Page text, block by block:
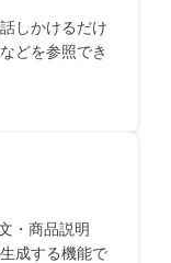
しかけるだけ
どを参照でき
・商品説明
成する機能で